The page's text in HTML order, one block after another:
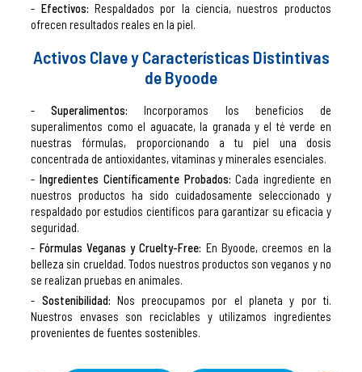
Efectivos: Respaldados por la ciencia, nuestros productos
ofrecen resultados reales en la piel.
Activos Clave y Características Distintivas
de Byoode
Superalimentos: Incorporamos los beneficios de
superalimentos como el aguacate, la granada y el té verde en
nuestras fórmulas, proporcionando a tu piel una dosis
concentrada de antioxidantes, vitaminas y minerales esenciales.
Ingredientes Científicamente Probados: Cada ingrediente en
nuestros productos ha sido cuidadosamente seleccionado y
respaldado por estudios científicos para garantizar su eficacia y
seguridad.
Fórmulas Veganas y Cruelty-Free: En Byoode, creemos en la
belleza sin crueldad. Todos nuestros productos son veganos y no
se realizan pruebas en animales.
Sostenibilidad: Nos preocupamos por el planeta y por ti.
Nuestros envases son reciclables y utilizamos ingredientes
provenientes de fuentes sostenibles.